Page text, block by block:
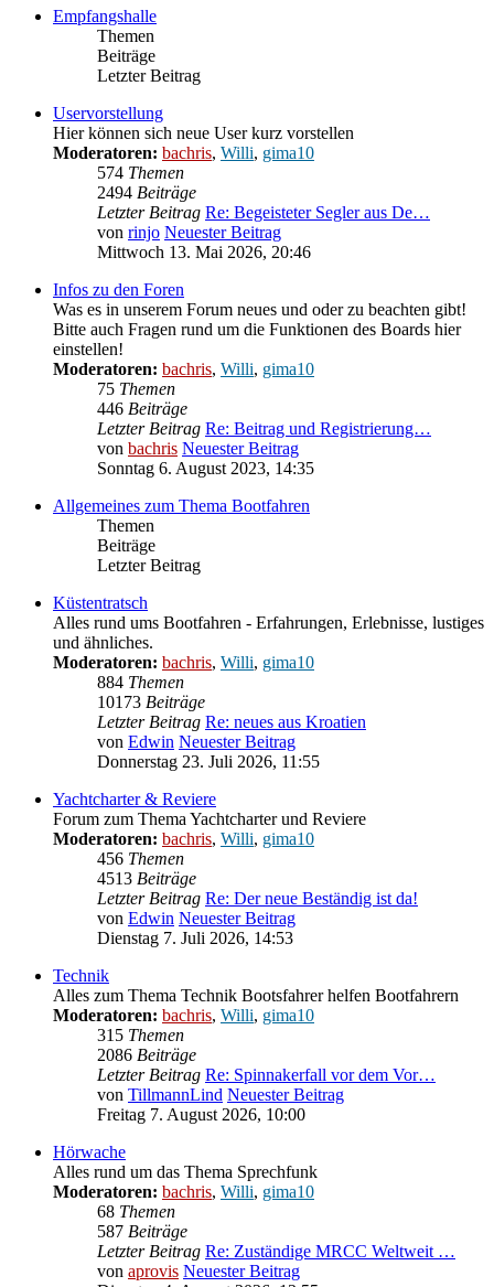
Empfangshalle
Themen
Beiträge
Letzter Beitrag
Uservorstellung
Hier können sich neue User kurz vorstellen
Moderatoren: bachris, Willi, gima10
574 Themen
2494 Beiträge
Letzter Beitrag Re: Begeisteter Segler aus De…
von rinjo Neuester Beitrag
Mittwoch 13. Mai 2026, 20:46
Infos zu den Foren
Was es in unserem Forum neues und oder zu beachten gibt!
Bitte auch Fragen rund um die Funktionen des Boards hier
einstellen!
Moderatoren: bachris, Willi, gima10
75 Themen
446 Beiträge
Letzter Beitrag Re: Beitrag und Registrierung…
von bachris Neuester Beitrag
Sonntag 6. August 2023, 14:35
Allgemeines zum Thema Bootfahren
Themen
Beiträge
Letzter Beitrag
Küstentratsch
Alles rund ums Bootfahren - Erfahrungen, Erlebnisse, lustiges
und ähnliches.
Moderatoren: bachris, Willi, gima10
884 Themen
10173 Beiträge
Letzter Beitrag Re: neues aus Kroatien
von Edwin Neuester Beitrag
Donnerstag 23. Juli 2026, 11:55
Yachtcharter & Reviere
Forum zum Thema Yachtcharter und Reviere
Moderatoren: bachris, Willi, gima10
456 Themen
4513 Beiträge
Letzter Beitrag Re: Der neue Beständig ist da!
von Edwin Neuester Beitrag
Dienstag 7. Juli 2026, 14:53
Technik
Alles zum Thema Technik Bootsfahrer helfen Bootfahrern
Moderatoren: bachris, Willi, gima10
315 Themen
2086 Beiträge
Letzter Beitrag Re: Spinnakerfall vor dem Vor…
von TillmannLind Neuester Beitrag
Freitag 7. August 2026, 10:00
Hörwache
Alles rund um das Thema Sprechfunk
Moderatoren: bachris, Willi, gima10
68 Themen
587 Beiträge
Letzter Beitrag Re: Zuständige MRCC Weltweit …
von aprovis Neuester Beitrag